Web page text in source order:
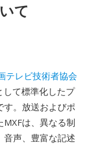
て
テレビ技術者協会
て標準化したプ
す。放送およびポ
は、異なる制
音声、豊富な記述